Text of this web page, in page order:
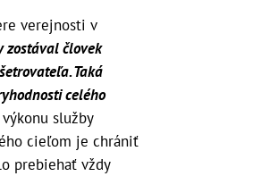
verejnosti v
zostával človek
Taká
celého
služby
cieľom je chrániť
prebiehať vždy